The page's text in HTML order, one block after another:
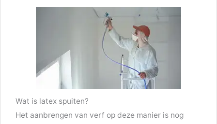
Wat is latex spuiten?
Het aanbrengen van verf op deze manier is nog